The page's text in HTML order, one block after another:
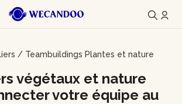
/ Teambuildings Plantes et nature
végétaux et nature
votre équipe au